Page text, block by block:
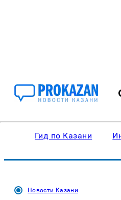
Гид по Казани
Новости Казани